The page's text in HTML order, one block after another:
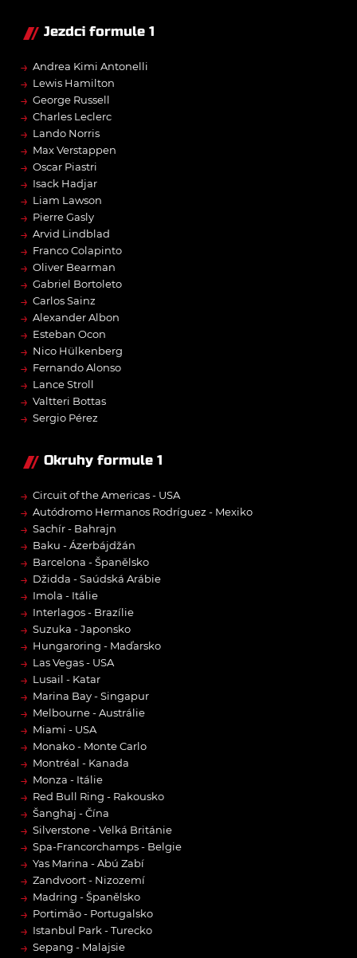
Jezdci formule 1
→ Andrea Kimi Antonelli
→ Lewis Hamilton
→ George Russell
→ Charles Leclerc
→ Lando Norris
→ Max Verstappen
→ Oscar Piastri
→ Isack Hadjar
→ Liam Lawson
→ Pierre Gasly
→ Arvid Lindblad
→ Franco Colapinto
→ Oliver Bearman
→ Gabriel Bortoleto
→ Carlos Sainz
→ Alexander Albon
→ Esteban Ocon
→ Nico Hülkenberg
→ Fernando Alonso
→ Lance Stroll
→ Valtteri Bottas
→ Sergio Pérez
Okruhy formule 1
→ Circuit of the Americas - USA
→ Autódromo Hermanos Rodríguez - Mexiko
→ Sachír - Bahrajn
→ Baku - Ázerbájdžán
→ Barcelona - Španělsko
→ Džidda - Saúdská Arábie
→ Imola - Itálie
→ Interlagos - Brazílie
→ Suzuka - Japonsko
→ Hungaroring - Maďarsko
→ Las Vegas - USA
→ Lusail - Katar
→ Marina Bay - Singapur
→ Melbourne - Austrálie
→ Miami - USA
→ Monako - Monte Carlo
→ Montréal - Kanada
→ Monza - Itálie
→ Red Bull Ring - Rakousko
→ Šanghaj - Čína
→ Silverstone - Velká Británie
→ Spa-Francorchamps - Belgie
→ Yas Marina - Abú Zabí
→ Zandvoort - Nizozemí
→ Madring - Španělsko
→ Portimão - Portugalsko
→ Istanbul Park - Turecko
→ Sepang - Malajsie